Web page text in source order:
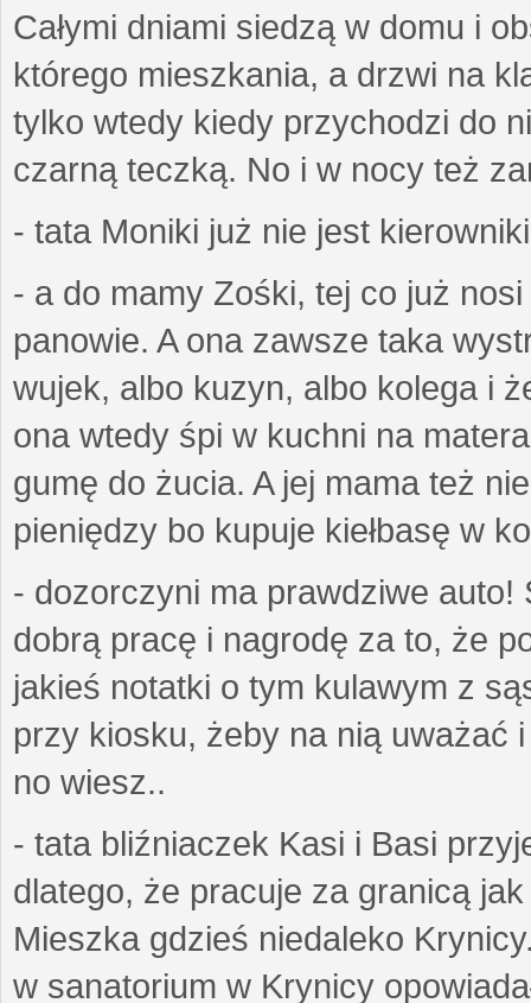
Całymi dniami siedzą w domu i
którego mieszkania, a drzwi na
tylko wtedy kiedy przychodzi do
czarną teczką. No i w nocy też
- tata Moniki już nie jest
- a do mamy Zośki, tej co już
panowie. A ona zawsze taka
wujek, albo kuzyn, albo kolega i
ona wtedy śpi w kuchni na
gumę do żucia. A jej mama też
pieniędzy bo kupuje kiełbasę w
- dozorczyni ma prawdziwe auto!
dobrą pracę i nagrodę za to, że
jakieś notatki o tym kulawym z
przy kiosku, żeby na nią uważać
no wiesz..
- tata bliźniaczek Kasi i Basi
dlatego, że pracuje za granicą
Mieszka gdzieś niedaleko
w sanatorium w Krynicy